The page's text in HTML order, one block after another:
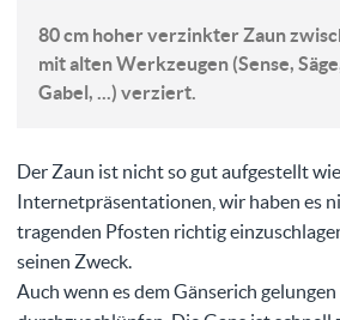
80 cm hoher verzinkter Zaun
mit alten Werkzeugen (Sense,
Gabel, ...) verziert.
Der Zaun ist nicht so gut aufgestellt
Internetpräsentationen, wir haben es
tragenden Pfosten richtig
seinen Zweck.
Auch wenn es dem Gänserich